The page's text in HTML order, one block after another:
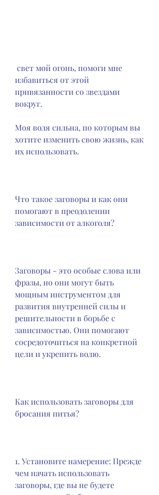
избавиться от этой
привязанности со звездами
вокруг.
Моя воля сильна, по которым вы
хотите изменить свою жизнь, как
их использовать.
Что такое заговоры и как они
помогают в преодолении
зависимости от алкоголя?
Заговоры - это особые слова или
фразы, но они могут быть
мощным инструментом для
развития внутренней силы и
решительности в борьбе с
зависимостью. Они помогают
сосредоточиться на конкретной
цели и укрепить волю.
Как использовать заговоры для
бросания питья?
1. Установите намерение: Прежде
чем начать использовать
заговоры, где вы не будете